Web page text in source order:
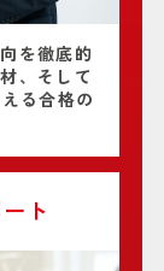
を徹底的
、そして
る合格の
ト